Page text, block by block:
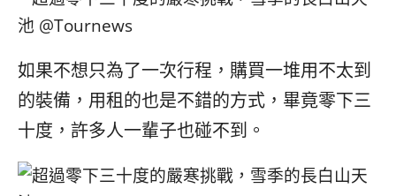
如果不想只為了一次行程，購買一堆用不太到
的裝備，用租的也是不錯的方式，畢竟零下三
十度，許多人一輩子也碰不到。